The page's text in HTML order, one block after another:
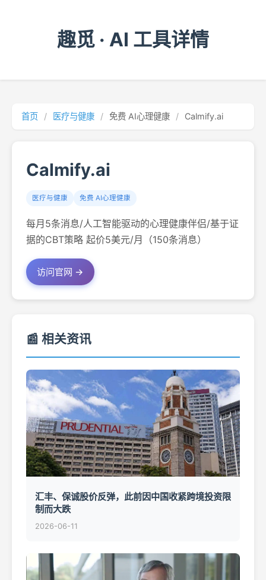
趣觅 · AI 工具详情
首页 / 医疗与健康 / 免费 AI心理健康 / Calmify.ai
Calmify.ai
医疗与健康 免费 AI心理健康
每月5条消息/人工智能驱动的心理健康伴侣/基于证
据的CBT策略 起价5美元/月（150条消息）
访问官网 →
📰 相关资讯
汇丰、保诚股价反弹，此前因中国收紧跨境投资限
制而大跌
2026-06-11